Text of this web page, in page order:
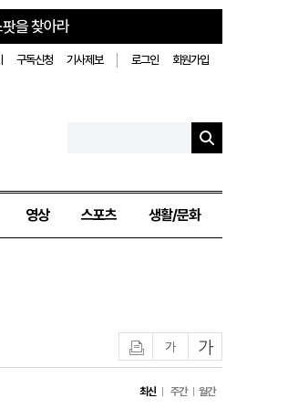
을 찾아라
구독신청 기사제보 로그인 회원가입
영상 스포츠 생활/문화
글자작게글자크게
최신 주간 월간